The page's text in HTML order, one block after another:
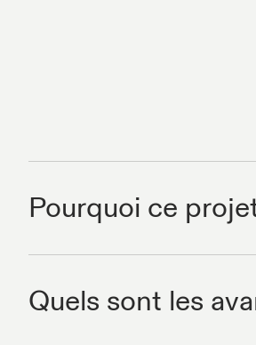
Pourquoi ce
Quels sont les